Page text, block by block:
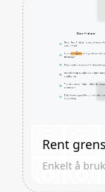
Rent
Enkelt å